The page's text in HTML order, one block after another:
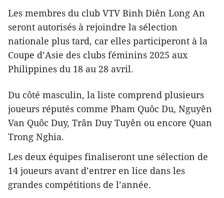
Les membres du club VTV Binh Diên Long An
seront autorisés à rejoindre la sélection
nationale plus tard, car elles participeront à la
Coupe d’Asie des clubs féminins 2025 aux
Philippines du 18 au 28 avril.
Du côté masculin, la liste comprend plusieurs
joueurs réputés comme Pham Quôc Du, Nguyên
Van Quôc Duy, Trân Duy Tuyên ou encore Quan
Trong Nghia.
Les deux équipes finaliseront une sélection de
14 joueurs avant d’entrer en lice dans les
grandes compétitions de l’année.